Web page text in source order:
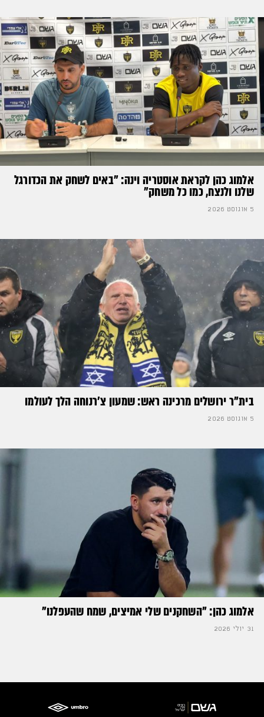
אלמוג כהן לקראת אוסטריה וינה: ״באים לשחק את הכדורגל
שלנו ולנצח, כמו כל משחק״
5 אוגוסט 2026
בית"ר ירושלים מרכינה ראש: שמעון צ'רנוחה הלך לעולמו
5 אוגוסט 2026
אלמוג כהן: "השחקנים שלי אמיצים, שמח שהעפלנו"
31 יולי 2026